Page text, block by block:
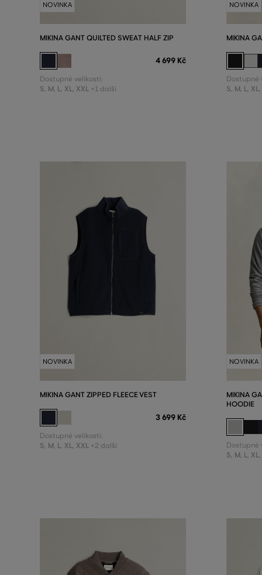
NOVINKA
MIKINA GANT QUILTED SWEAT HALF ZIP
4 699 Kč
Dostupné velikosti:
S, M, L, XL, XXL +1 další
NOVINKA
MIKINA
Dostupné
S, M, L, XL,
NOVINKA
MIKINA GANT ZIPPED FLEECE VEST
3 699 Kč
Dostupné velikosti:
S, M, L, XL, XXL +2 další
NOVINKA
MIKINA
HOODIE
Dostupné
S, M, L, XL,